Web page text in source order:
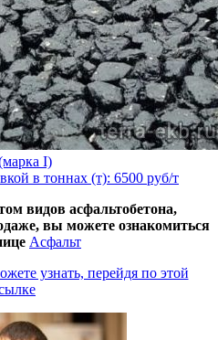
I)
в тоннах (т): 6500 руб/т
видов асфальтобетона,
вы можете ознакомиться
Асфальт
узнать, перейдя по этой